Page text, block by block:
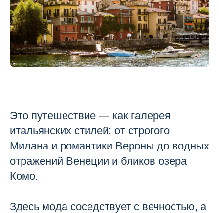
Это путешествие — как галерея
итальянских стилей: от строгого
Милана и романтики Вероны до водных
отражений Венеции и бликов озера
Комо.
Здесь мода соседствует с вечностью, а